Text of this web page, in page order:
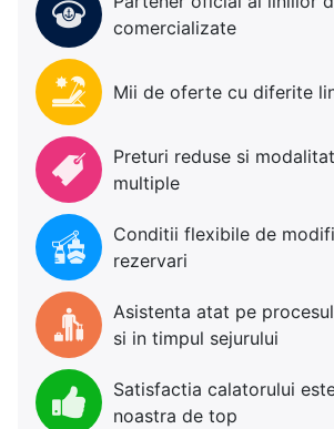
comercializate
Mii de oferte cu diferite
Preturi reduse si
multiple
Conditii flexibile de
rezervari
Asistenta atat pe
si in timpul sejurului
Satisfactia calatorului
noastra de top